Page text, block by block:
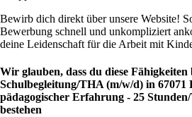
Bewirb dich direkt über unsere Website!
Bewerbung schnell und unkompliziert
deine Leidenschaft für die Arbeit mit
Wir glauben, dass du diese
Schulbegleitung/THA (m/w/d) in 67071
pädagogischer Erfahrung - 25
bestehen